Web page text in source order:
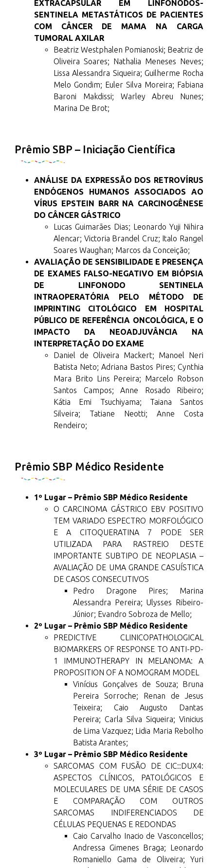
EXTRACAPSULAR EM LINFONODOS-
SENTINELA METASTÁTICOS DE PACIENTES
COM CÂNCER DE MAMA NA CARGA
TUMORAL AXILAR
Beatriz Westphalen Pomianoski; Beatriz de
Oliveira Soares; Nathalia Meneses Neves;
Lissa Alessandra Siqueira; Guilherme Rocha
Melo Gondim; Euler Silva Moreira; Fabiana
Baroni Makdissi; Warley Abreu Nunes;
Marina De Brot;
Prêmio SBP – Iniciação Científica
ANÁLISE DA EXPRESSÃO DOS RETROVÍRUS
ENDÓGENOS HUMANOS ASSOCIADOS AO
VÍRUS EPSTEIN BARR NA CARCINOGÊNESE
DO CÂNCER GÁSTRICO
Lucas Guimarães Dias; Leonardo Yuji Nihira
Alencar; Victoria Brandel Cruz; Italo Rangel
Soares Waughan; Marcos da Conceição;
AVALIAÇÃO DE SENSIBILIDADE E PRESENÇA
DE EXAMES FALSO-NEGATIVO EM BIÓPSIA
DE LINFONODO SENTINELA
INTRAOPERATÓRIA PELO MÉTODO DE
IMPRINTING CITOLÓGICO EM HOSPITAL
PÚBLICO DE REFERÊNCIA ONCOLÓGICA, E O
IMPACTO DA NEOADJUVÂNCIA NA
INTERPRETAÇÃO DO EXAME
Daniel de Oliveira Mackert; Manoel Neri
Batista Neto; Adriana Bastos Pires; Cynthia
Mara Brito Lins Pereira; Marcelo Robson
Santos Campos; Anne Rosado Ribeiro;
Kátia Emi Tsuchiyama; Taiana Santos
Silveira; Tatiane Neotti; Anne Costa
Rendeiro;
Prêmio SBP Médico Residente
1º Lugar – Prêmio SBP Médico Residente
O CARCINOMA GÁSTRICO EBV POSITIVO
TEM VARIADO ESPECTRO MORFOLÓGICO
E A CITOQUERATINA 7 PODE SER
UTILIZADA PARA RASTREIO DESTE
IMPORTANTE SUBTIPO DE NEOPLASIA –
AVALIAÇÃO DE UMA GRANDE CASUÍSTICA
DE CASOS CONSECUTIVOS
Pedro Dragone Pires; Marina
Alessandra Pereira; Ulysses Ribeiro-
Júnior; Evandro Sobroza de Mello;
2º Lugar – Prêmio SBP Médico Residente
PREDICTIVE CLINICOPATHOLOGICAL
BIOMARKERS OF RESPONSE TO ANTI-PD-
1 IMMUNOTHERAPY IN MELANOMA: A
PROPOSITION OF A NOMOGRAM MODEL
Vinícius Gonçalves de Souza; Bruna
Pereira Sorroche; Renan de Jesus
Teixeira; Caio Augusto Dantas
Pereira; Carla Silva Siqueira; Vinicius
de Lima Vazquez; Lidia Maria Rebolho
Batista Arantes;
3º Lugar – Prêmio SBP Médico Residente
SARCOMAS COM FUSÃO DE CIC::DUX4:
ASPECTOS CLÍNICOS, PATOLÓGICOS E
MOLECULARES DE UMA SÉRIE DE CASOS
E COMPARAÇÃO COM OUTROS
SARCOMAS INDIFERENCIADOS DE
CÉLULAS PEQUENAS E REDONDAS
Caio Carvalho Inacio de Vasconcellos;
Andressa Gimenes Braga; Leonardo
Romaniello Gama de Oliveira; Yuri